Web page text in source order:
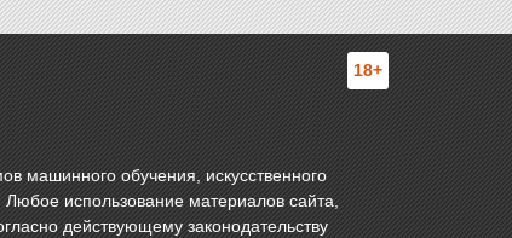
18+
машинного обучения, искусственного
использование материалов сайта,
действующему законодательству